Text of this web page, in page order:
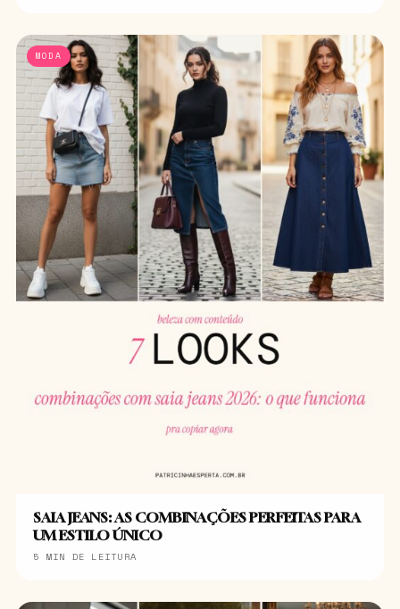
MODA
SAIA JEANS: AS COMBINAÇÕES PERFEITAS PARA
UM ESTILO ÚNICO
5 MIN DE LEITURA